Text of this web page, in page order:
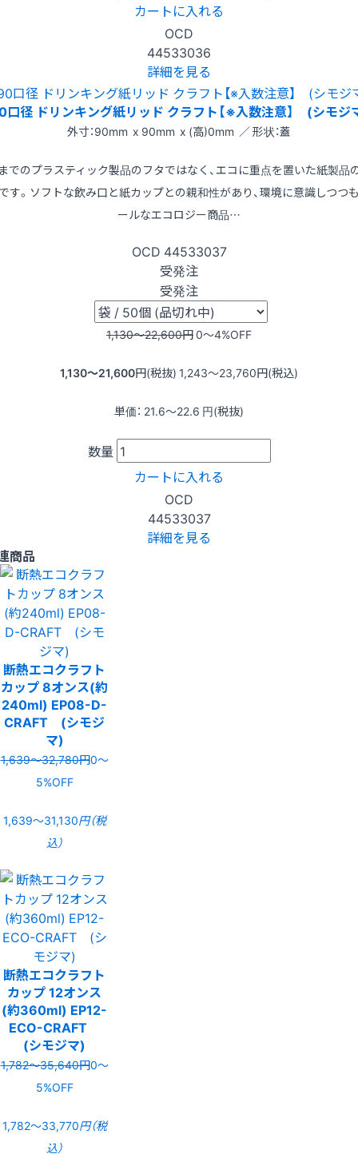
カートに入れる
OCD
44533036
詳細を見る
口径 ドリンキング紙リッド クラフト【※入数注意】 (シモジ
外寸：90mm x 90mm x (高)0mm ／ 形状：蓋
でのプラスティック製品のフタではなく、エコに重点を置いた紙製品
す。ソフトな飲み口と紙カップとの親和性があり、環境に意識しつつ
ールなエコロジー商品…
OCD 44533037
受発注
受発注
1,130〜22,600円0〜4%OFF
1,130〜21,600円(税抜) 1,243〜23,760円(税込)
単価： 21.6〜22.6 円(税抜)
数量
カートに入れる
OCD
44533037
詳細を見る
商品
断熱エコクラフト
カップ 8オンス(約
240ml) EP08-D-
CRAFT (シモジ
マ)
1,639〜32,780円0〜
5%OFF
1,639〜31,130円（税
込）
断熱エコクラフト
カップ 12オンス
(約360ml) EP12-
ECO-CRAFT
(シモジマ)
1,782〜35,640円0〜
5%OFF
1,782〜33,770円（税
込）